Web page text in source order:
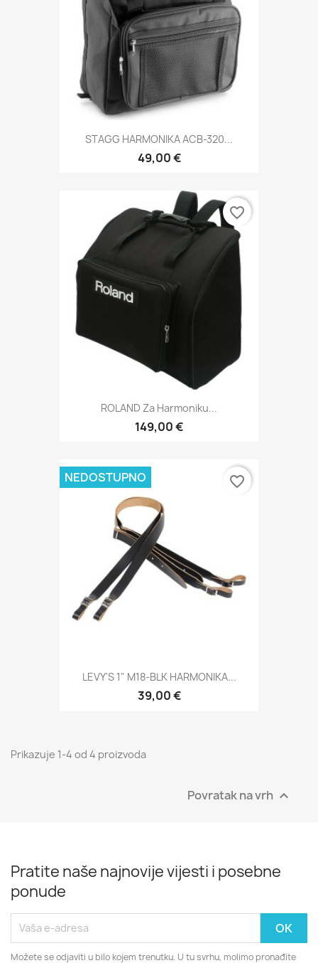
STAGG HARMONIKA ACB-320...
49,00 €
ROLAND Za Harmoniku...
149,00 €
favorite_border
LEVY'S 1" M18-BLK HARMONIKA...
39,00 €
NEDOSTUPNO favorite_border
Prikazuje 1-4 od 4 proizvoda
Povratak na vrh 
Pratite naše najnovije vijesti i posebne
ponude
Možete se odjaviti u bilo kojem trenutku. U tu svrhu, molimo pronađite